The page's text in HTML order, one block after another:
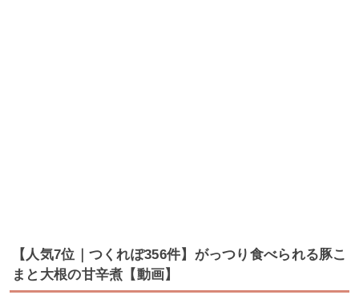
【人気7位｜つくれぽ356件】がっつり食べられる豚こ
まと大根の甘辛煮【動画】